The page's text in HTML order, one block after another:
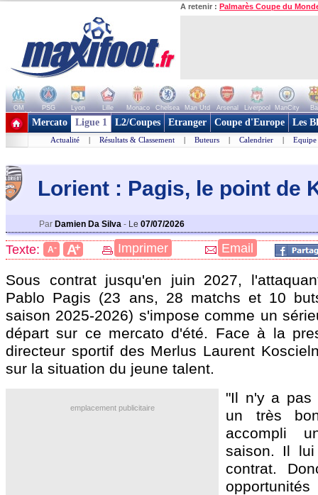
A retenir : Palmarès Coupe du
OM PSG Lyon Lille Monaco Chelsea Man Utd Arsenal Liverpool ManCity
+ de clubs
Mercato Ligue 1 L2/Coupes Etranger Coupe d'Europe Les
Actualité | Résultats & Classement | Buteurs | Calendrier | Equipe
Lorient : Pagis, le point de
Par Damien Da Silva - Le 07/07/2026
Texte: A- A+ Imprimer Email
Sous contrat jusqu'en juin 2027,
Pablo Pagis (23 ans, 28 matchs et 10
saison 2025-2026) s'impose comme un
départ sur ce mercato d'été. Face à la
directeur sportif des Merlus Laurent
sur la situation du jeune talent.
emplacement publicitaire
"Il n'y a pas
un très
accompli
saison. Il
contrat.